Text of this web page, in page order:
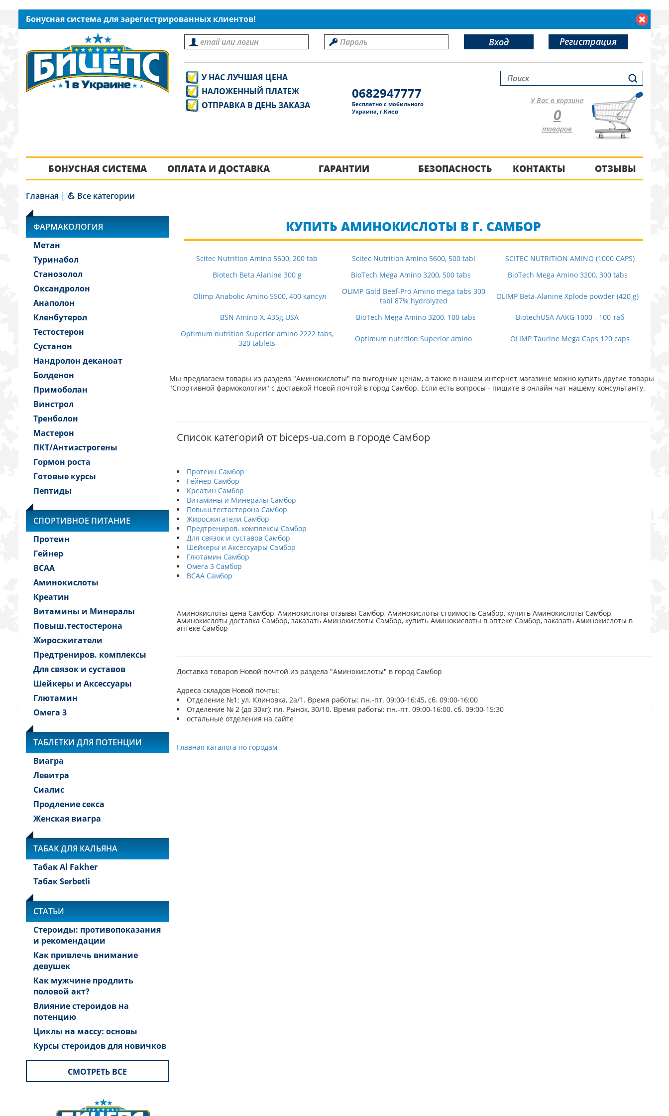
Бонусная система для зарегистрированных клиентов!
Вход Регистрация
У НАС ЛУЧШАЯ ЦЕНА
НАЛОЖЕННЫЙ ПЛАТЕЖ
ОТПРАВКА В ДЕНЬ ЗАКАЗА
0682947777
Бесплатно с мобильного
Украина, г.Киев
У Вас в корзине
0
товаров
БОНУСНАЯ СИСТЕМА ОПЛАТА И ДОСТАВКА ГАРАНТИИ БЕЗОПАСНОСТЬ КОНТАКТЫ ОТЗЫВЫ
Главная | 💪 Все категории
ФАРМАКОЛОГИЯ
Метан
Туринабол
Станозолол
Оксандролон
Анаполон
Кленбутерол
Тестостерон
Сустанон
Нандролон деканоат
Болденон
Примоболан
Винстрол
Тренболон
Мастерон
ПКТ/Антиэстрогены
Гормон роста
Готовые курсы
Пептиды
СПОРТИВНОЕ ПИТАНИЕ
Протеин
Гейнер
BCAA
Аминокислоты
Креатин
Витамины и Минералы
Повыш.тестостерона
Жиросжигатели
Предтрениров. комплексы
Для связок и суставов
Шейкеры и Аксессуары
Глютамин
Омега 3
ТАБЛЕТКИ ДЛЯ ПОТЕНЦИИ
Виагра
Левитра
Сиалис
Продление секса
Женская виагра
ТАБАК ДЛЯ КАЛЬЯНА
Табак Al Fakher
Табак Serbetli
СТАТЬИ
Стероиды: противопоказания
и рекомендации
Как привлечь внимание
девушек
Как мужчине продлить
половой акт?
Влияние стероидов на
потенцию
Циклы на массу: основы
Курсы стероидов для новичков
СМОТРЕТЬ ВСЕ
КУПИТЬ АМИНОКИСЛОТЫ В Г. САМБОР
Scitec Nutrition Amino 5600, 200 tab Scitec Nutrition Amino 5600, 500 tabl
SCITEC NUTRITION AMINO (1000 CAPS)
Biotech Beta Alanine 300 g
BioTech Mega Amino 3200, 500 tabs BioTech Mega Amino 3200, 300 tabs
Olimp Anabolic Amino 5500, 400 капсул
OLIMP Gold Beef-Pro Amino mega tabs 300
tabl 87% hydrolyzed
OLIMP Beta-Alanine Xplode powder (420 g)
BSN Amino-X, 435g USA BioTech Mega Amino 3200, 100 tabs
BiotechUSA AAKG 1000 - 100 таб
Optimum nutrition Superior amino 2222 tabs,
320 tablets
Optimum nutrition Superior amino OLIMP Taurine Mega Caps 120 caps
Мы предлагаем товары из раздела "Аминокислоты" по выгодным ценам, а также в нашем интернет магазине можно купить другие товары
"Спортивной фармокологии" с доставкой Новой почтой в город Самбор. Если есть вопросы - пишите в онлайн чат нашему консультанту.
Список категорий от biceps-ua.com в городе Самбор
Протеин Самбор
Гейнер Самбор
Креатин Самбор
Витамины и Минералы Самбор
Повыш.тестостерона Самбор
Жиросжигатели Самбор
Предтрениров. комплексы Самбор
Для связок и суставов Самбор
Шейкеры и Аксессуары Самбор
Глютамин Самбор
Омега 3 Самбор
BCAA Самбор
Аминокислоты цена Самбор, Аминокислоты отзывы Самбор, Аминокислоты стоимость Самбор, купить Аминокислоты Самбор,
Аминокислоты доставка Самбор, заказать Аминокислоты Самбор, купить Аминокислоты в аптеке Самбор, заказать Аминокислоты в
аптеке Самбор
Доставка товаров Новой почтой из раздела "Аминокислоты" в город Самбор
Адреса складов Новой почты:
Отделение №1: ул. Клиновка, 2а/1. Время работы: пн.-пт. 09:00-16:45, сб. 09:00-16:00
Отделение № 2 (до 30кг): пл. Рынок, 30/10. Время работы: пн.-пт. 09:00-16:00, сб. 09:00-15:30
остальные отделения на сайте
Главная каталога по городам